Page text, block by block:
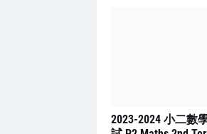
2023-2024 小二數